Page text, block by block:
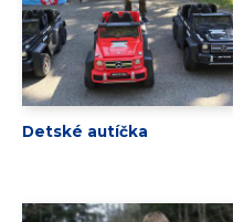
Detské autíčka